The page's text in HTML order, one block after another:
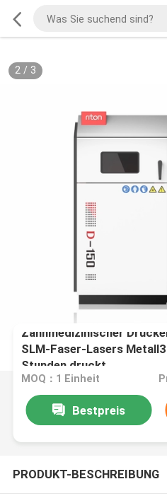
2/ 3
Zahnmedizinischer
SLM-Faser-Lasers
Stunden druckt
MOQ：1 Einheit
Bestpreis
PRODUKT-BESCHREIBUNG